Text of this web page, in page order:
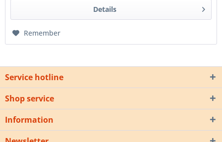
Details
Remember
Service hotline
Shop service
Information